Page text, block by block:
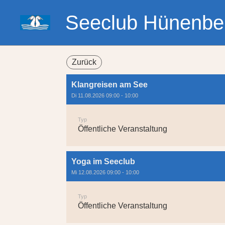
Seeclub
Zurück
Klangreisen am See
Di 11.08.2026 09:00 - 10:00
Typ
Öffentliche Veranstaltung
Yoga im Seeclub
Mi 12.08.2026 09:00 - 10:00
Typ
Öffentliche Veranstaltung